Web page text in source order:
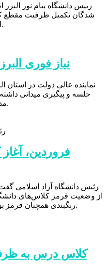
رییس دانشگاه پیام نور
شدگان تکمیل ظرفیت مقطع
امروز شنبه ۲۶ اسفند ماه آغاز شد.
نیاز فوری البرز به ۶ هزار
نماینده عالی دولت در استان
جلسه و پیگیری میدانی
مدارس در شهرستان ها فراهم‌ شود.
از وضعیت قرمز کلاس‌های
رنگبندی همچنان قرمز بود کلاس‌ها مجازی برگزار می‌شود.